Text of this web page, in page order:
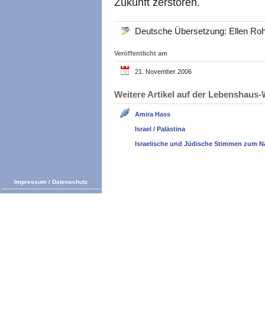
Zukunft zerstören.
Deutsche Übersetzung: Ellen
Veröffentlicht am
21. November 2006
Weitere Artikel auf der
Amira Hass
Israel / Palästina
Israelische und Jüdische Stimmen zum
Impressum / Datenschutz